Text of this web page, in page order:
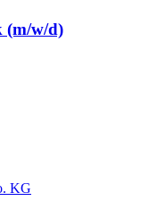
(m/w/d)